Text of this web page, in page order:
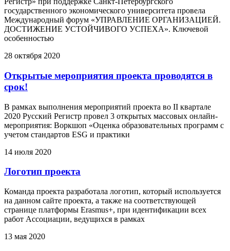
государственного экономического университета провела
Международный форум «УПРАВЛЕНИЕ ОРГАНИЗАЦИЕЙ.
ДОСТИЖЕНИЕ УСТОЙЧИВОГО УСПЕХА». Ключевой
особенностью
28 октября 2020
Открытые мероприятия проекта проводятся в
срок!
В рамках выполнения мероприятий проекта во II квартале
2020 Русский Регистр провел 3 открытых массовых онлайн-
мероприятия: Воркшоп «Оценка образовательных программ с
учетом стандартов ESG и практики
14 июля 2020
Логотип проекта
Команда проекта разработала логотип, который используется
на данном сайте проекта, а также на соответствующей
странице платформы Erasmus+, при идентификации всех
работ Ассоциации, ведущихся в рамках
13 мая 2020